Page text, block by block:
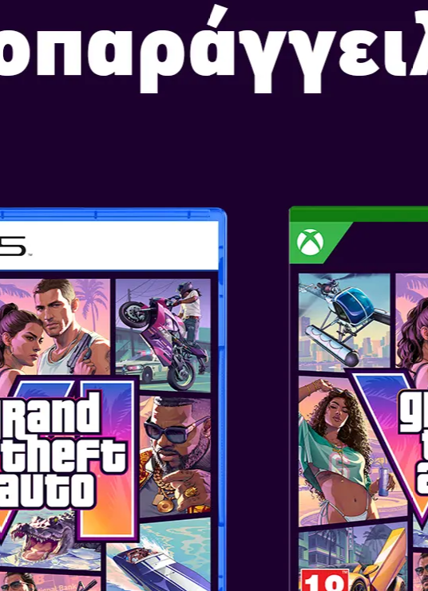
POKÉMON SCARLET AND VIOLET
Ημερομηνία Κυκλοφορίας: Νοε 18, 2022
ΠΕΡΙΣΣΟΤΕΡΑ
POKÉMON LEGENDS: ARCEUS
Ημερομηνία Κυκλοφορίας: Ιαν 28, 2022
Μια περιπέτεια στο Sinnoh της περασμένης
εποχής Ανακαλύψτε και πιάστε τα άγρια
Pokémon για να δημιουργήσετε και να
ολοκληρώσετε τον πρώτο κατάλογο Pokx
της περιοχής Sinnoh στο Pokémon Legends:
Arceus...
ΠΕΡΙΣΣΟΤΕΡΑ